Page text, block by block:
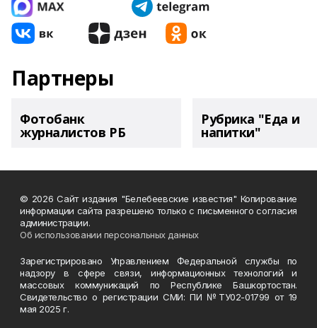
Партнеры
Фотобанк
журналистов РБ
Рубрика "Еда и
напитки"
© 2026 Сайт издания "Белебеевские известия" Копирование
информации сайта разрешено только с письменного согласия
администрации.
Об использовании персональных данных
Зарегистрировано Управлением Федеральной службы по
надзору в сфере связи, информационных технологий и
массовых коммуникаций по Республике Башкортостан.
Свидетельство о регистрации СМИ: ПИ №ТУ02-01799 от 19
мая 2025 г.